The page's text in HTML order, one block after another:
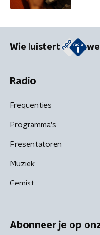
Wie luistert
Radio
Frequenties
Programma's
Presentatoren
Muziek
Gemist
Abonneer je op